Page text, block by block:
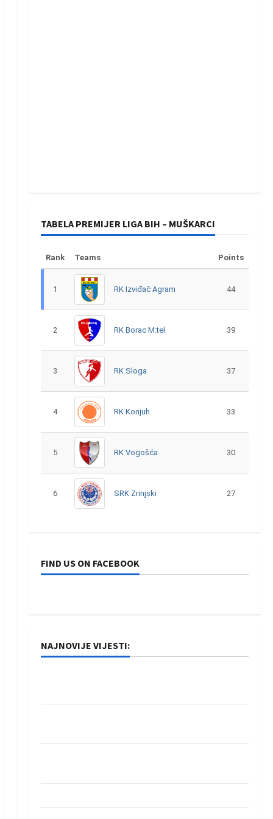
TABELA PREMIJER LIGA BIH – MUŠKARCI
Rank Teams Points
1 RK Izviđač Agram 44
2 RK Borac M:tel 39
3 RK Sloga 37
4 RK Konjuh 33
5 RK Vogošća 30
6 SRK Zrinjski 27
FIND US ON FACEBOOK
NAJNOVIJE VIJESTI: